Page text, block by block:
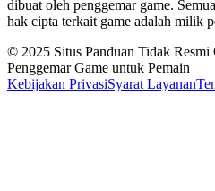
dibuat oleh penggemar game.
hak cipta terkait game adalah milik
© 2025 Situs Panduan Tidak
Penggemar Game untuk Pemain
Kebijakan PrivasiSyarat Layanan